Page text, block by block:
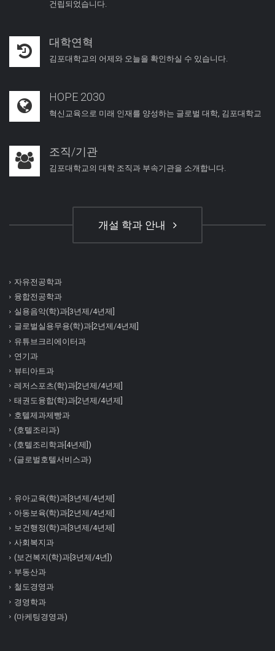
건립되었습니다.
대학연혁
김포대학교의 어제와 오늘을 확인하실 수 있습니다.
HOPE 2030
혁신교육으로 미래 인재를 양성하는 글로벌 대학, 김포대학교
조직/기관
김포대학교의 대학 조직과 부속기관을 소개합니다.
개설 학과 안내
자유전공학과
융합전공학과
실용음악(학)과[3년제/4년제]
글로벌실용무용(학)과[2년제/4년제]
유튜브크리에이터과
연기과
뷰티아트과
레저스포츠(학)과[2년제/4년제]
태권도융합(학)과[2년제/4년제]
호텔제과제빵과
(호텔조리과)
(호텔조리학과[4년제])
(글로벌호텔서비스과)
유아교육(학)과[3년제/4년제]
아동보육(학)과[2년제/4년제]
보건행정(학)과[3년제/4년제]
사회복지과
(보건복지(학)과[3년제/4년])
부동산과
철도경영과
경영학과
(마케팅경영과)